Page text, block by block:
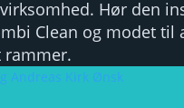
Hør den
Clean og modet til
rammer.